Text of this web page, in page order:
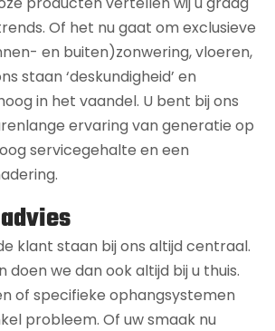
Of het nu gaat om exclusieve
en buiten)zonwering, vloeren,
staan ‘deskundigheid’ en
in het vaandel. U bent bij ons
ervaring van generatie op
servicegehalte en een
klant staan bij ons altijd centraal.
doen we dan ook altijd bij u thuis.
of specifieke ophangsystemen
probleem. Of uw smaak nu